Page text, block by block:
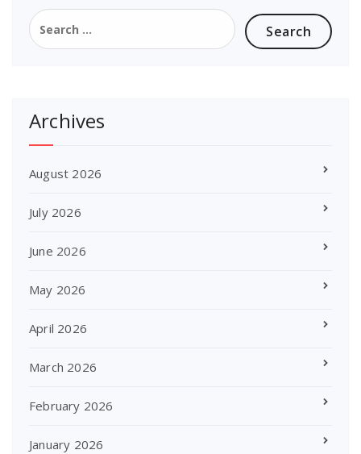
Search
for:
Archives
August 2026
July 2026
June 2026
May 2026
April 2026
March 2026
February 2026
January 2026